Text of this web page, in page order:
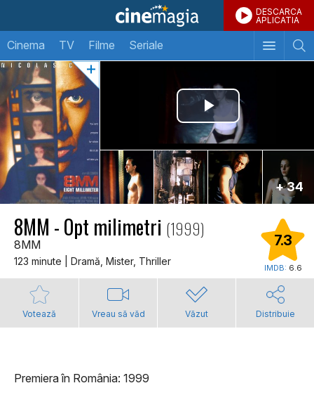
DESCARCA
APLICATIA
Cinema TV Filme Seriale
+ 34
8MM - Opt milimetri (1999)
8MM
123 minute | Dramă, Mister, Thriller
7.3
IMDB: 6.6
Votează Vreau să văd Văzut Distribuie
Premiera în România: 1999